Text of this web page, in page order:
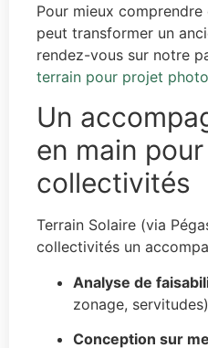
Pour mieux
peut transformer un
rendez-vous sur notre
terrain pour projet
Un
en main
collectivités
Terrain Solaire (via
collectivités un
Analyse de
zonage,
Conception sur